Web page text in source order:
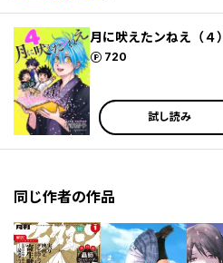
月に吠えたンねえ（４）
720
ポイント
試し読み
同じ作者の作品